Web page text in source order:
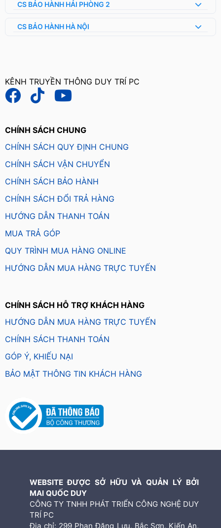
CS BẢO HÀNH HẢI PHÒNG 2
CS BẢO HÀNH HÀ NỘI
KÊNH TRUYỀN THÔNG DUY TRÍ PC
CHÍNH SÁCH CHUNG
CHÍNH SÁCH QUY ĐỊNH CHUNG
CHÍNH SÁCH VẬN CHUYỂN
CHÍNH SÁCH BẢO HÀNH
CHÍNH SÁCH ĐỔI TRẢ HÀNG
HƯỚNG DẪN THANH TOÁN
MUA TRẢ GÓP
QUY TRÌNH MUA HÀNG ONLINE
HƯỚNG DẪN MUA HÀNG TRỰC TUYẾN
CHÍNH SÁCH HỖ TRỢ KHÁCH HÀNG
HƯỚNG DẪN MUA HÀNG TRỰC TUYẾN
CHÍNH SÁCH THANH TOÁN
GÓP Ý, KHIẾU NẠI
BẢO MẬT THÔNG TIN KHÁCH HÀNG
WEBSITE ĐƯỢC SỞ HỮU VÀ QUẢN LÝ BỞI
MAI QUỐC DUY
CÔNG TY TNHH PHÁT TRIỂN CÔNG NGHỆ DUY
TRÍ PC
Địa chỉ: 299 Phan Đăng Lưu, Bắc Sơn, Kiến An,